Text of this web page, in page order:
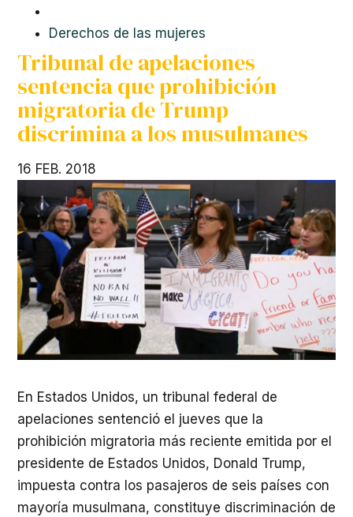
Derechos de las mujeres
Tribunal de apelaciones
sentencia que prohibición
migratoria de Trump
discrimina a los musulmanes
16 FEB. 2018
En Estados Unidos, un tribunal federal de
apelaciones sentenció el jueves que la
prohibición migratoria más reciente emitida por el
presidente de Estados Unidos, Donald Trump,
impuesta contra los pasajeros de seis países con
mayoría musulmana, constituye discriminación de